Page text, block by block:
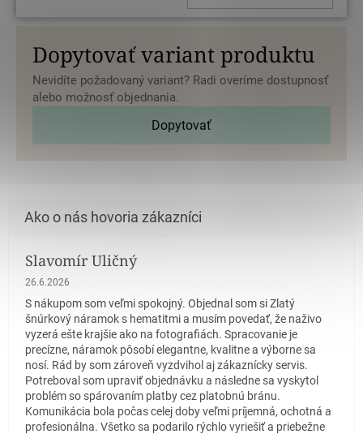
Dopytovať variant produktu
Nevidíte požadovaný variant? Radi overíme dostupnosť
alebo možnosť objednania.
Dopytovať
Slavomír Uličný
Hodnotenie obchodu je 5 z 5 hviezdičiek.
26.6.2026
S nákupom som veľmi spokojný. Objednal som si Zlatý
šnúrkový náramok s hematitmi a musím povedať, že naživo
vyzerá ešte krajšie ako na fotografiách. Spracovanie je
precízne, náramok pôsobí elegantne, kvalitne a výborne sa
nosí. Rád by som zároveň vyzdvihol aj zákaznícky servis.
Potreboval som upraviť objednávku a následne sa vyskytol
problém so spárovaním platby cez platobnú bránu.
Komunikácia bola počas celej doby veľmi príjemná, ochotná a
profesionálna. Všetko sa podarilo rýchlo vyriešiť a priebežne